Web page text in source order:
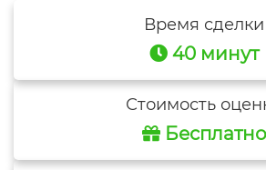
Время сделки
40 минут
Стоимость
Бесплатно